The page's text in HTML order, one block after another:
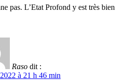
pas. L’Etat Profond y est très bien
Raso dit :
à 21 h 46 min